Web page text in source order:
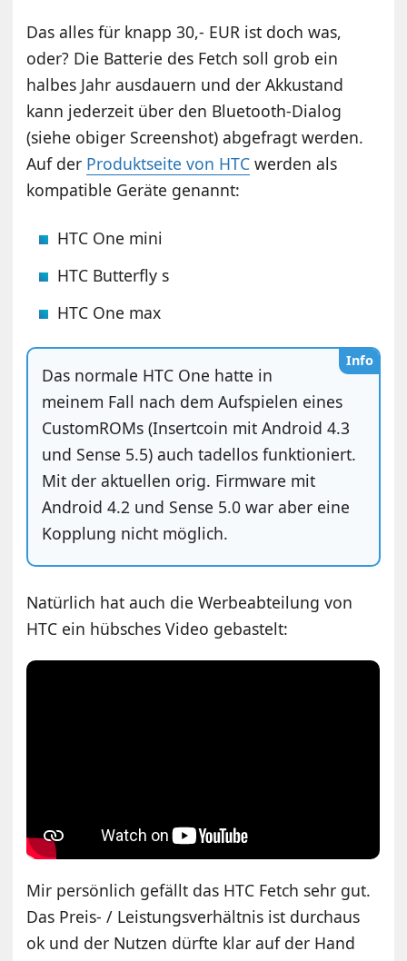
Das alles für knapp 30,- EUR ist doch was,
oder? Die Batterie des Fetch soll grob ein
halbes Jahr ausdauern und der Akkustand
kann jederzeit über den Bluetooth-Dialog
(siehe obiger Screenshot) abgefragt werden.
Auf der Produktseite von HTC werden als
kompatible Geräte genannt:
HTC One mini
HTC Butterfly s
HTC One max
Info
Das normale HTC One hatte in
meinem Fall nach dem Aufspielen eines
CustomROMs (Insertcoin mit Android 4.3
und Sense 5.5) auch tadellos funktioniert.
Mit der aktuellen orig. Firmware mit
Android 4.2 und Sense 5.0 war aber eine
Kopplung nicht möglich.
Natürlich hat auch die Werbeabteilung von
HTC ein hübsches Video gebastelt:
Mir persönlich gefällt das HTC Fetch sehr gut.
Das Preis- / Leistungsverhältnis ist durchaus
ok und der Nutzen dürfte klar auf der Hand